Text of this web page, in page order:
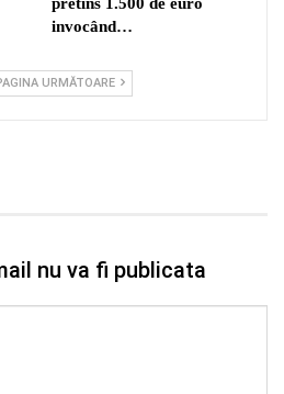
invocând…
URMĂTOARE
nu va fi publicata